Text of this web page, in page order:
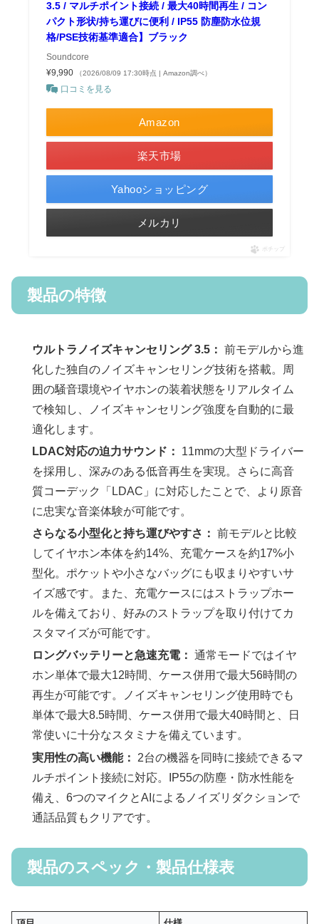
3.5 / マルチポイント接続 / 最大40時間再生 / コン
パクト形状/持ち運びに便利 / IP55 防塵防水位規
格/PSE技術基準適合】ブラック
Soundcore
¥9,990
（2026/08/09 17:30時点 | Amazon調べ）
口コミを見る
Amazon
楽天市場
Yahooショッピング
メルカリ
ポチップ
製品の特徴
ウルトラノイズキャンセリング 3.5： 前モデルから進
化した独自のノイズキャンセリング技術を搭載。周
囲の騒音環境やイヤホンの装着状態をリアルタイム
で検知し、ノイズキャンセリング強度を自動的に最
適化します。
LDAC対応の迫力サウンド：
11mmの大型ドライバー
を採用し、深みのある低音再生を実現。さらに高音
質コーデック「LDAC」に対応したことで、より原音
に忠実な音楽体験が可能です。
さらなる小型化と持ち運びやすさ： 前モデルと比較
してイヤホン本体を約14%、充電ケースを約17%小
型化。ポケットや小さなバッグにも収まりやすいサ
イズ感です。また、充電ケースにはストラップホー
ルを備えており、好みのストラップを取り付けてカ
スタマイズが可能です。
ロングバッテリーと急速充電： 通常モードではイヤ
ホン単体で最大12時間、ケース併用で最大56時間の
再生が可能です。ノイズキャンセリング使用時でも
単体で最大8.5時間、ケース併用で最大40時間と、日
常使いに十分なスタミナを備えています。
実用性の高い機能：
2台の機器を同時に接続できるマ
ルチポイント接続に対応。IP55の防塵・防水性能を
備え、6つのマイクとAIによるノイズリダクションで
通話品質もクリアです。
製品のスペック・製品仕様表